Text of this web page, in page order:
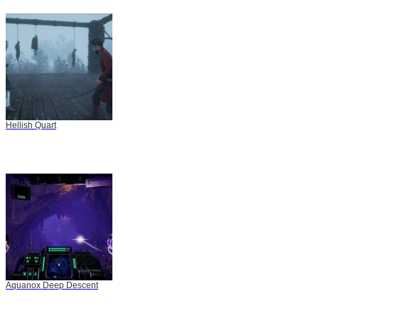
Hellish Quart
Aquanox Deep Descent